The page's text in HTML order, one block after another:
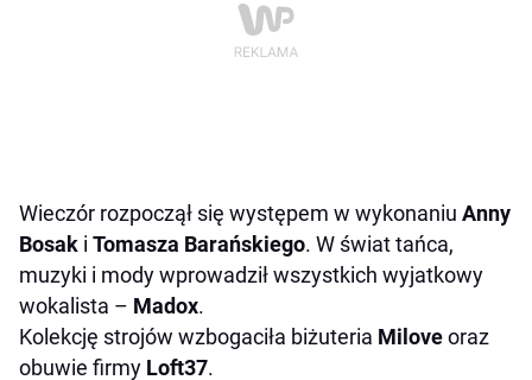
Wieczór rozpoczął się występem w wykonaniu Anny
Bosak i Tomasza Barańskiego. W świat tańca,
muzyki i mody wprowadził wszystkich wyjatkowy
wokalista – Madox.
Kolekcję strojów wzbogaciła biżuteria Miloveoraz
obuwie firmy Loft37.